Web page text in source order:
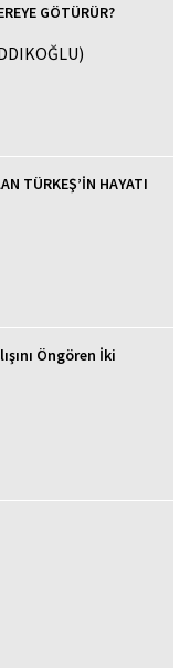
GÖTÜRÜR?
TÜRKEŞ’İN HAYATI
Öngören İki